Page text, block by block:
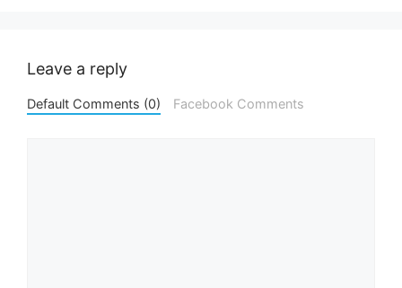
Leave a reply
Default Comments (0) Facebook Comments